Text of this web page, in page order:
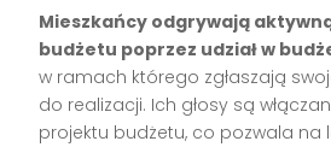
Mieszkańcy odgrywają
budżetu poprzez udział w
w ramach którego zgłaszają
do realizacji. Ich głosy są
projektu budżetu, co pozwala na